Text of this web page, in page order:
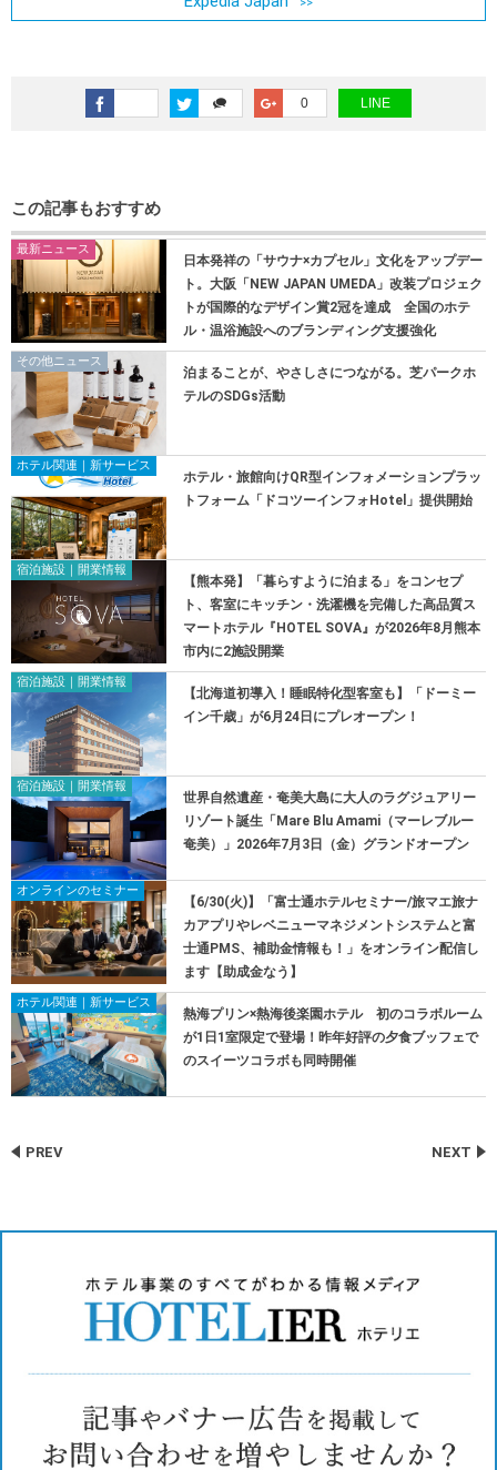
0 LINE
この記事もおすすめ
最新ニュース
日本発祥の「サウナ×カプセル」文化をアップデー
ト。大阪「NEW JAPAN UMEDA」改装プロジェク
トが国際的なデザイン賞2冠を達成 全国のホテ
ル・温浴施設へのブランディング支援強化
その他ニュース
泊まることが、やさしさにつながる。芝パークホ
テルのSDGs活動
ホテル関連｜新サービス
ホテル・旅館向けQR型インフォメーションプラッ
トフォーム「ドコツーインフォHotel」提供開始
宿泊施設｜開業情報
【熊本発】「暮らすように泊まる」をコンセプ
ト、客室にキッチン・洗濯機を完備した高品質ス
マートホテル『HOTEL SOVA』が2026年8月熊本
市内に2施設開業
宿泊施設｜開業情報
【北海道初導入！睡眠特化型客室も】「ドーミー
イン千歳」が6月24日にプレオープン！
宿泊施設｜開業情報
世界自然遺産・奄美大島に大人のラグジュアリー
リゾート誕生「Mare Blu Amami（マーレブルー
奄美）」2026年7月3日（金）グランドオープン
オンラインのセミナー
【6/30(火)】「富士通ホテルセミナー/旅マエ旅ナ
カアプリやレベニューマネジメントシステムと富
士通PMS、補助金情報も！」をオンライン配信し
ます【助成金なう】
ホテル関連｜新サービス
熱海プリン×熱海後楽園ホテル 初のコラボルーム
が1日1室限定で登場！昨年好評の夕食ブッフェで
のスイーツコラボも同時開催
PREV NEXT